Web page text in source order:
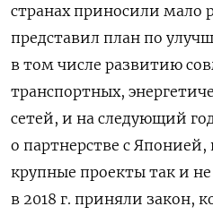
странах приносили мало
представил план по
в том числе развитию
транспортных,
сетей, и на следующий
о партнерстве с
крупные проекты так и
в 2018 г. приняли закон,